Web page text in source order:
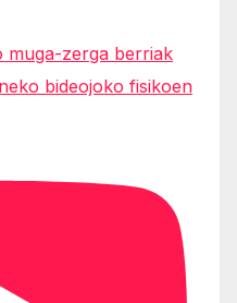
muga-zerga berriak
bideojoko fisikoen